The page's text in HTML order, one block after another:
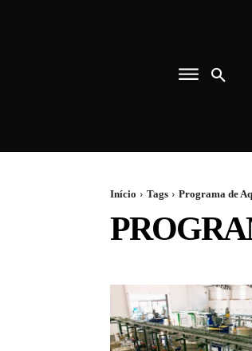
Início Tags Programa de